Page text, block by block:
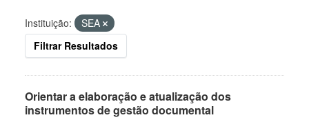
Instituição:
SEA
Filtrar Resultados
Orientar a elaboração e atualização dos
instrumentos de gestão documental